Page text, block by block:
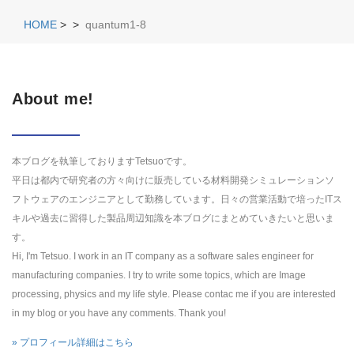
HOME > > quantum1-8
About me!
本ブログを執筆しておりますTetsuoです。
平日は都内で研究者の方々向けに販売している材料開発シミュレーションソ
フトウェアのエンジニアとして勤務しています。日々の営業活動で培ったITス
キルや過去に習得した製品周辺知識を本ブログにまとめていきたいと思いま
す。
Hi, I'm Tetsuo. I work in an IT company as a software sales engineer for
manufacturing companies. I try to write some topics, which are Image
processing, physics and my life style. Please contac me if you are interested
in my blog or you have any comments. Thank you!
» プロフィール詳細はこちら